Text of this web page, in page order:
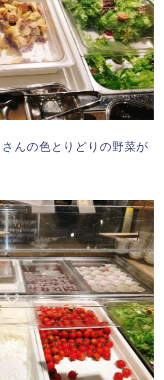
んの色とりどりの野菜が